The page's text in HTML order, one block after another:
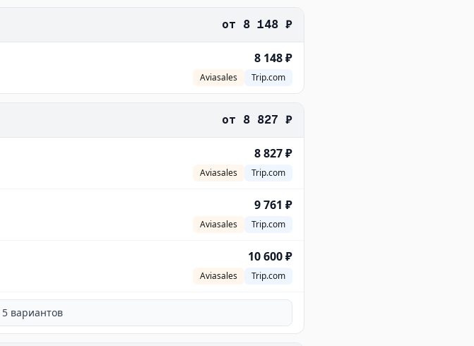
от 8 148 ₽
8 148 ₽
Aviasales Trip.com
от 8 827 ₽
8 827 ₽
Aviasales Trip.com
9 761 ₽
Aviasales Trip.com
10 600 ₽
Aviasales Trip.com
5 вариантов